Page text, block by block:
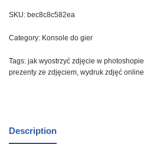
SKU: bec8c8c582ea
Category: Konsole do gier
Tags: jak wyostrzyć zdjęcie w photoshopie
prezenty ze zdjęciem wydruk zdjęć online
Description